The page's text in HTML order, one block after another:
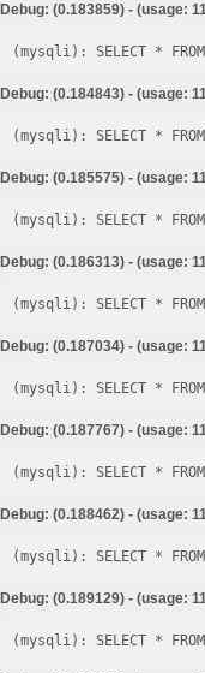
Debug: (0.183859) - (usage:
Debug: (0.184843) - (usage:
Debug: (0.185575) - (usage:
Debug: (0.186313) - (usage:
Debug: (0.187034) - (usage:
Debug: (0.187767) - (usage:
Debug: (0.188462) - (usage:
Debug: (0.189129) - (usage: